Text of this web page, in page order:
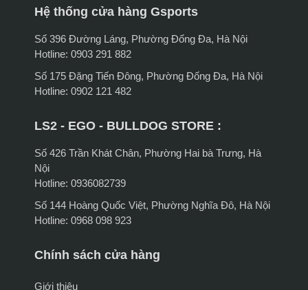
Hệ thống cửa hàng Gsports
Số 396 Đường Láng, Phường Đống Đa, Hà Nội
Hotline: 0903 291 882
Số 175 Đặng Tiến Đông, Phường Đống Đa, Hà Nội
Hotline: 0902 121 482
LS2 - EGO - BULLDOG STORE :
Số 426 Trần Khát Chân, Phường Hai bà Trưng, Hà
Nội
Hotline: 0936082739
Số 144 Hoàng Quốc Việt, Phường Nghĩa Đô, Hà Nội
Hotline: 0968 098 923
Chính sách cửa hàng
Giới thiệu